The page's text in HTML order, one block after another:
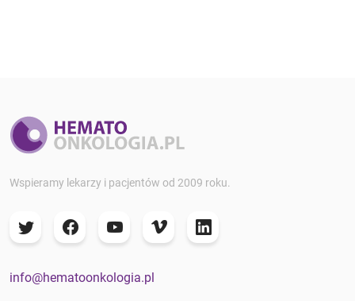
Wspieramy lekarzy i pacjentów od 2009 roku.
info@hematoonkologia.pl